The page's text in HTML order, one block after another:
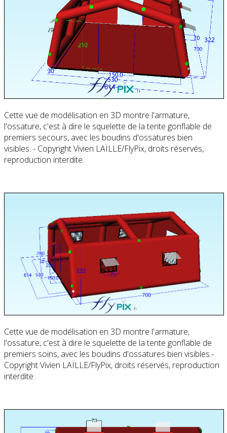
Cette vue de modélisation en 3D montre l'armature,
l'ossature, c'est à dire le squelette de la tente gonflable de
premiers secours, avec les boudins d'ossatures bien
visibles. - Copyright Vivien LAÏLLE/FlyPix, droits réservés,
reproduction interdite.
Cette vue de modélisation en 3D montre l'armature,
l'ossature, c'est à dire le squelette de la tente gonflable de
premiers soins, avec les boudins d'ossatures bien visibles.-
Copyright Vivien LAÏLLE/FlyPix, droits réservés, reproduction
interdite.